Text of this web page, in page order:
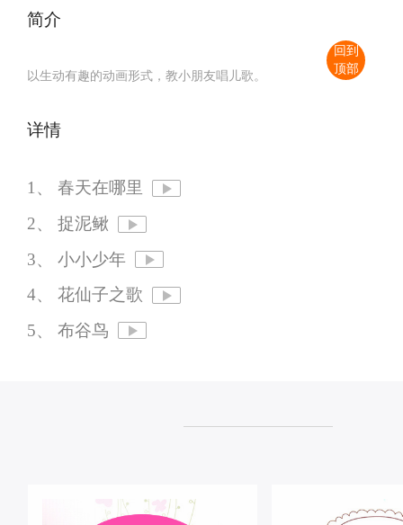
简介
以生动有趣的动画形式，教小朋友唱儿歌。
详情
1、 春天在哪里
2、 捉泥鳅
3、 小小少年
4、 花仙子之歌
5、 布谷鸟
回到
顶部